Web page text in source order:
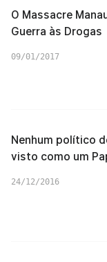
O Massacre
Guerra às Drogas
09/01/2017
Nenhum político
visto como um
24/12/2016